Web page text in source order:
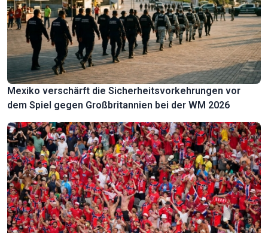
Mexiko verschärft die Sicherheitsvorkehrungen vor
dem Spiel gegen Großbritannien bei der WM 2026